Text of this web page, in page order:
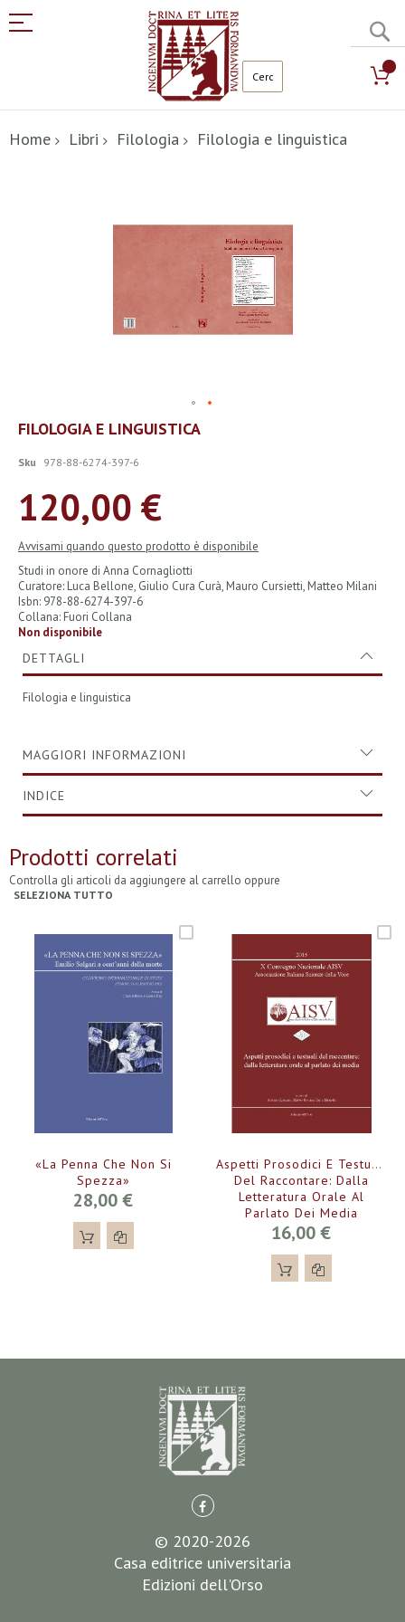
al
contenuto
Home Libri Filologia Filologia e linguistica
Vai
all'inizio
galleria
immagini
FILOLOGIA E LINGUISTICA
Sku 978-88-6274-397-6
120,00 €
Avvisami quando questo prodotto è disponibile
Studi in onore di Anna Cornagliotti
Curatore: Luca Bellone, Giulio Cura Curà, Mauro Cursietti, Matteo Milani
Isbn: 978-88-6274-397-6
Collana: Fuori Collana
Non disponibile
DETTAGLI
Filologia e linguistica
MAGGIORI INFORMAZIONI
INDICE
Prodotti correlati
Controlla gli articoli da aggiungere al carrello oppure
SELEZIONA TUTTO
«La Penna Che Non Si
Spezza»
28,00 €
Aspetti Prosodici E Testuali
Del Raccontare: Dalla
Letteratura Orale Al
Parlato Dei Media
16,00 €
© 2020-2026
Casa editrice universitaria
Edizioni dell'Orso